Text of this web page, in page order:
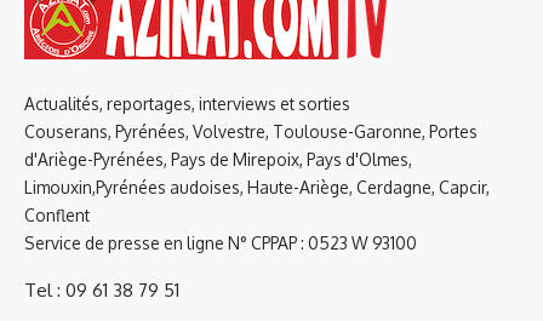
Actualités, reportages, interviews et sorties
Couserans, Pyrénées, Volvestre, Toulouse-Garonne, Portes
d'Ariège-Pyrénées, Pays de Mirepoix, Pays d'Olmes,
Limouxin,Pyrénées audoises, Haute-Ariège, Cerdagne, Capcir,
Conflent
Service de presse en ligne N° CPPAP : 0523 W 93100
Tel : 09 61 38 79 51